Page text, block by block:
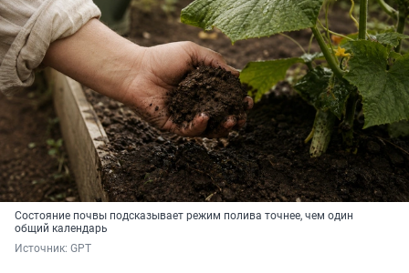
Состояние почвы подсказывает режим полива точнее, чем один
общий календарь
Источник: GPT